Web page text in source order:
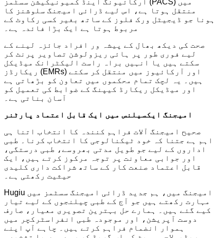
آرکائیونگ اینڈ کمیونیکیشن سسٹمز (PACS) میں
منتقل ہوتا ہے، اس لیے ڈرائی امیجنگ سلوشنز کا
ہونا جو ڈیجیٹل ورک فلوز کے ساتھ بغیر کسی رکاوٹ کے
مربوط ہوتا ہے ایک بڑا فائدہ ہے۔
صحت کی دیکھ بھال کے پیشہ ور افراد جائزہ لینے کے
لیے فوری طور پر ہائی ریزولوشن تصاویر پرنٹ کر
سکتے ہیں یا انہیں براہ راست الیکٹرانک میڈیکل
ریکارڈز (EMRs) اور آرکائیوز میں منتقل کر سکتے
ہیں۔ یہ لچک تمام محکموں میں تعاون کو بڑھاتی ہے
اور میڈیکل ریکارڈ کیپنگ کے ضوابط کی تعمیل کو
آسان بناتی ہے۔
امیجنگ ایکسیلنس میں ایک قابل اعتماد پارٹنر
صحیح امیجنگ آلات فراہم کنندہ کا انتخاب اتنا ہی
اہم ہے جتنا کہ خود ٹیکنالوجی کا انتخاب کرنا۔ طبی
اداروں کے لیے جو طویل مدتی بھروسے، طبی درستگی،
اور جوابی معاونت پر توجہ مرکوز کرتے ہیں، ایک
قابل اعتماد صنعت کار کے ساتھ شراکت داری کلیدی
حیثیت رکھتی ہے۔
Hugiu امیجنگ میں، ہم جدید ڈرائی امیجنگ سسٹمز میں
مہارت رکھتے ہیں جو آج کے طبی چیلنجوں کے لیے تیار
کیے گئے ہیں۔ ہمارے حل بہترین تصویری معیار، صارف
دوست آپریشن، اور موجودہ طبی انفراسٹرکچر میں
ہموار انضمام فراہم کرتے ہیں۔ چاہے آپ اپنے